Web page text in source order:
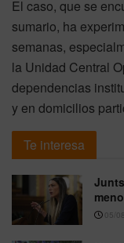
El caso, que se
sumario, ha
semanas,
la Unidad Central
dependencias
y en domicilios
Te interesa
05/